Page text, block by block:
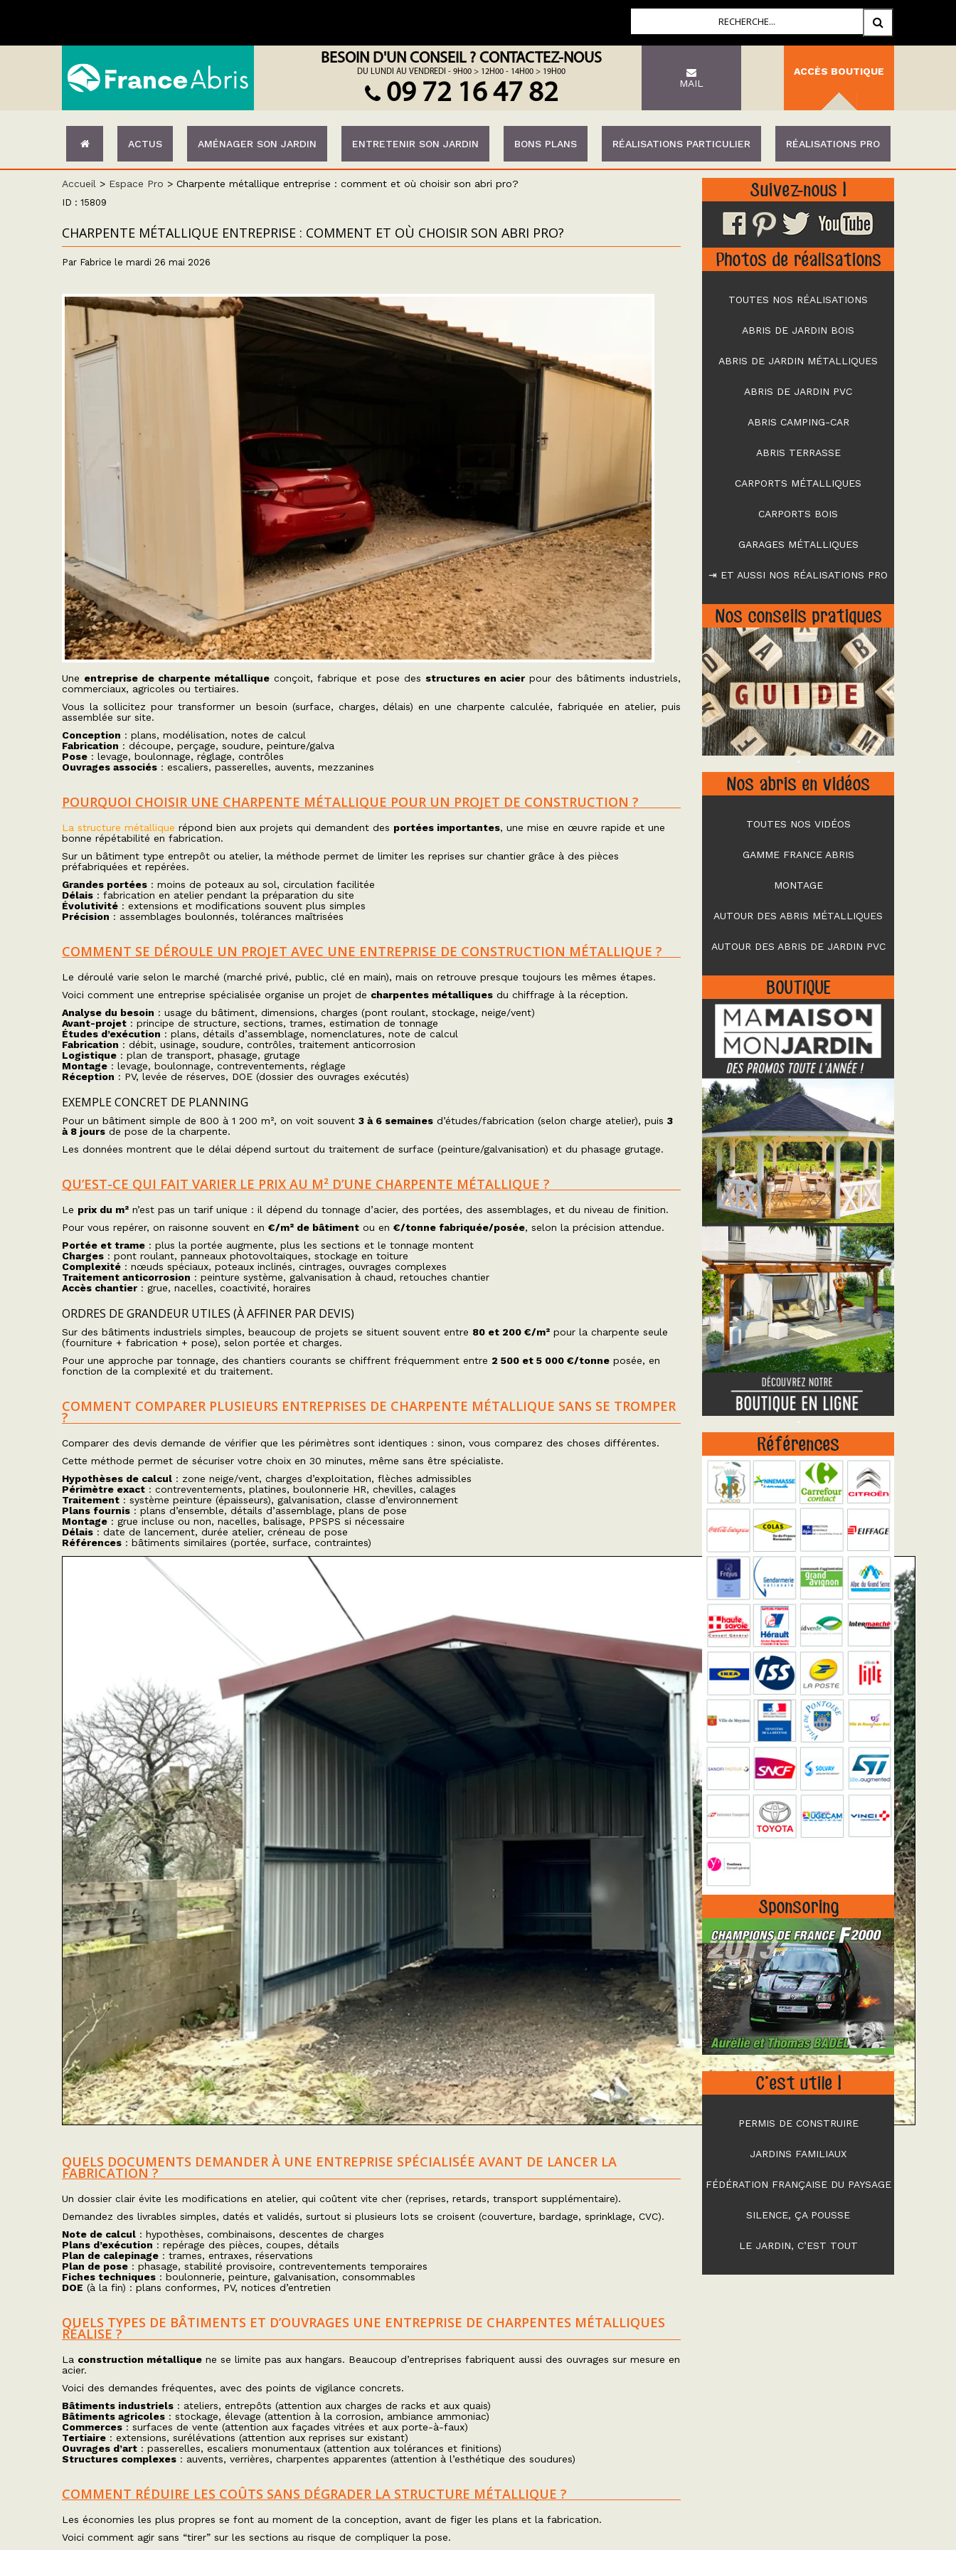
MAIL
ACCÈS BOUTIQUE
BESOIN D'UN CONSEIL ? CONTACTEZ-NOUS
DU LUNDI AU VENDREDI - 9H00 > 12H00 - 14H00 > 19H00
09 72 16 47 82
ACTUS AMÉNAGER SON JARDIN ENTRETENIR SON JARDIN BONS PLANS RÉALISATIONS PARTICULIER RÉALISATIONS PRO
Accueil > Espace Pro > Charpente métallique entreprise : comment et où choisir son abri pro?
ID : 15809
CHARPENTE MÉTALLIQUE ENTREPRISE : COMMENT ET OÙ CHOISIR SON ABRI PRO?
Par Fabrice le mardi 26 mai 2026
Une entreprise de charpente métallique conçoit, fabrique et pose des structures en acierpour des bâtiments industriels,
commerciaux, agricoles ou tertiaires.
Vous la sollicitez pour transformer un besoin (surface, charges, délais) en une charpente calculée, fabriquée en atelier, puis
assemblée sur site.
Conception : plans, modélisation, notes de calcul
Fabrication : découpe, perçage, soudure, peinture/galva
Pose : levage, boulonnage, réglage, contrôles
Ouvrages associés : escaliers, passerelles, auvents, mezzanines
POURQUOI CHOISIR UNE CHARPENTE MÉTALLIQUE POUR UN PROJET DE CONSTRUCTION ?
La structure métallique répond bien aux projets qui demandent des portées importantes, une mise en œuvre rapide et une
bonne répétabilité en fabrication.
Sur un bâtiment type entrepôt ou atelier, la méthode permet de limiter les reprises sur chantier grâce à des pièces
préfabriquées et repérées.
Grandes portées : moins de poteaux au sol, circulation facilitée
Délais : fabrication en atelier pendant la préparation du site
Évolutivité : extensions et modifications souvent plus simples
Précision : assemblages boulonnés, tolérances maîtrisées
COMMENT SE DÉROULE UN PROJET AVEC UNE ENTREPRISE DE CONSTRUCTION MÉTALLIQUE ?
Le déroulé varie selon le marché (marché privé, public, clé en main), mais on retrouve presque toujours les mêmes étapes.
Voici comment une entreprise spécialisée organise un projet de charpentes métalliques du chiffrage à la réception.
Analyse du besoin : usage du bâtiment, dimensions, charges (pont roulant, stockage, neige/vent)
Avant-projet : principe de structure, sections, trames, estimation de tonnage
Études d’exécution : plans, détails d’assemblage, nomenclatures, note de calcul
Fabrication : débit, usinage, soudure, contrôles, traitement anticorrosion
Logistique : plan de transport, phasage, grutage
Montage : levage, boulonnage, contreventements, réglage
Réception : PV, levée de réserves, DOE (dossier des ouvrages exécutés)
EXEMPLE CONCRET DE PLANNING
Pour un bâtiment simple de 800 à 1 200 m², on voit souvent 3 à 6 semaines d’études/fabrication (selon charge atelier), puis 3
à 8 jours de pose de la charpente.
Les données montrent que le délai dépend surtout du traitement de surface (peinture/galvanisation) et du phasage grutage.
QU’EST-CE QUI FAIT VARIER LE PRIX AU M² D’UNE CHARPENTE MÉTALLIQUE ?
Le prix du m² n’est pas un tarif unique : il dépend du tonnage d’acier, des portées, des assemblages, et du niveau de finition.
Pour vous repérer, on raisonne souvent en €/m² de bâtiment ou en €/tonne fabriquée/posée, selon la précision attendue.
Portée et trame : plus la portée augmente, plus les sections et le tonnage montent
Charges : pont roulant, panneaux photovoltaïques, stockage en toiture
Complexité : nœuds spéciaux, poteaux inclinés, cintrages, ouvrages complexes
Traitement anticorrosion : peinture système, galvanisation à chaud, retouches chantier
Accès chantier : grue, nacelles, coactivité, horaires
ORDRES DE GRANDEUR UTILES (À AFFINER PAR DEVIS)
Sur des bâtiments industriels simples, beaucoup de projets se situent souvent entre 80 et 200 €/m² pour la charpente seule
(fourniture + fabrication + pose), selon portée et charges.
Pour une approche par tonnage, des chantiers courants se chiffrent fréquemment entre 2 500 et 5 000 €/tonne posée, en
fonction de la complexité et du traitement.
COMMENT COMPARER PLUSIEURS ENTREPRISES DE CHARPENTE MÉTALLIQUE SANS SE TROMPER
?
Comparer des devis demande de vérifier que les périmètres sont identiques : sinon, vous comparez des choses différentes.
Cette méthode permet de sécuriser votre choix en 30 minutes, même sans être spécialiste.
Hypothèses de calcul : zone neige/vent, charges d’exploitation, flèches admissibles
Périmètre exact : contreventements, platines, boulonnerie HR, chevilles, calages
Traitement : système peinture (épaisseurs), galvanisation, classe d’environnement
Plans fournis : plans d’ensemble, détails d’assemblage, plans de pose
Montage : grue incluse ou non, nacelles, balisage, PPSPS si nécessaire
Délais : date de lancement, durée atelier, créneau de pose
Références : bâtiments similaires (portée, surface, contraintes)
QUELS DOCUMENTS DEMANDER À UNE ENTREPRISE SPÉCIALISÉE AVANT DE LANCER LA
FABRICATION ?
Un dossier clair évite les modifications en atelier, qui coûtent vite cher (reprises, retards, transport supplémentaire).
Demandez des livrables simples, datés et validés, surtout si plusieurs lots se croisent (couverture, bardage, sprinklage, CVC).
Note de calcul : hypothèses, combinaisons, descentes de charges
Plans d’exécution : repérage des pièces, coupes, détails
Plan de calepinage : trames, entraxes, réservations
Plan de pose : phasage, stabilité provisoire, contreventements temporaires
Fiches techniques : boulonnerie, peinture, galvanisation, consommables
DOE (à la fin) : plans conformes, PV, notices d’entretien
QUELS TYPES DE BÂTIMENTS ET D’OUVRAGES UNE ENTREPRISE DE CHARPENTES MÉTALLIQUES
RÉALISE ?
La construction métallique ne se limite pas aux hangars. Beaucoup d’entreprises fabriquent aussi des ouvrages sur mesure en
acier.
Voici des demandes fréquentes, avec des points de vigilance concrets.
Bâtiments industriels : ateliers, entrepôts (attention aux charges de racks et aux quais)
Bâtiments agricoles : stockage, élevage (attention à la corrosion, ambiance ammoniac)
Commerces : surfaces de vente (attention aux façades vitrées et aux porte-à-faux)
Tertiaire : extensions, surélévations (attention aux reprises sur existant)
Ouvrages d’art : passerelles, escaliers monumentaux (attention aux tolérances et finitions)
Structures complexes : auvents, verrières, charpentes apparentes (attention à l’esthétique des soudures)
COMMENT RÉDUIRE LES COÛTS SANS DÉGRADER LA STRUCTURE MÉTALLIQUE ?
Les économies les plus propres se font au moment de la conception, avant de figer les plans et la fabrication.
Voici comment agir sans “tirer” sur les sections au risque de compliquer la pose.
Suivez-nous !
Photos de réalisations
TOUTES NOS RÉALISATIONS
ABRIS DE JARDIN BOIS
ABRIS DE JARDIN MÉTALLIQUES
ABRIS DE JARDIN PVC
ABRIS CAMPING-CAR
ABRIS TERRASSE
CARPORTS MÉTALLIQUES
CARPORTS BOIS
GARAGES MÉTALLIQUES
⇥ ET AUSSI NOS RÉALISATIONS PRO
Nos conseils pratiques
"
Nos abris en vidéos
TOUTES NOS VIDÉOS
GAMME FRANCE ABRIS
MONTAGE
AUTOUR DES ABRIS MÉTALLIQUES
AUTOUR DES ABRIS DE JARDIN PVC
BOUTIQUE
"
Références
Sponsoring
"
C’est utile !
PERMIS DE CONSTRUIRE
JARDINS FAMILIAUX
FÉDÉRATION FRANÇAISE DU PAYSAGE
SILENCE, ÇA POUSSE
LE JARDIN, C’EST TOUT